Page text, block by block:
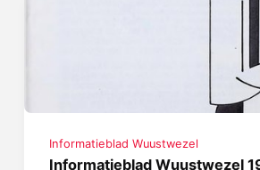
Informatieblad Wuustwezel
Informatieblad Wuustwezel